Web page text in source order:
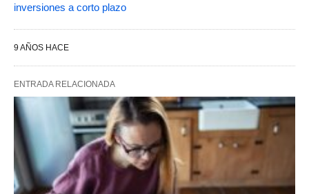
inversiones a corto plazo
9 AÑOS HACE
ENTRADA RELACIONADA